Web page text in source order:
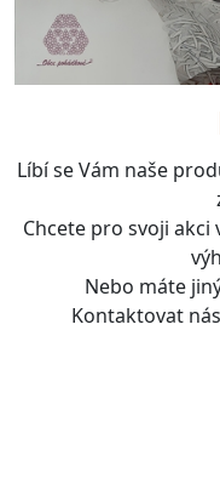
Líbí se Vám naše
Chcete pro svoji
Nebo máte
Kontaktovat